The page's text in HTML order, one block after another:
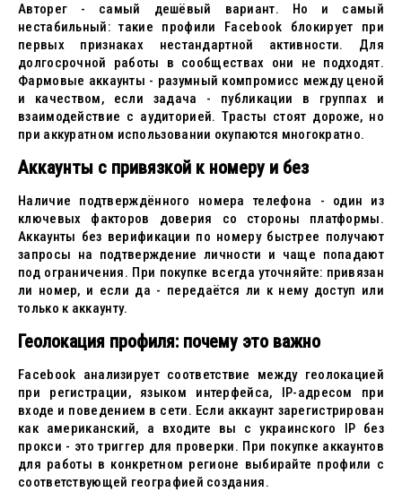
Авторег - самый дешёвый вариант. Но и самый
нестабильный: такие профили Facebook блокирует при
первых признаках нестандартной активности. Для
долгосрочной работы в сообществах они не подходят.
Фармовые аккаунты - разумный компромисс между ценой
и качеством, если задача - публикации в группах и
взаимодействие с аудиторией. Трасты стоят дороже, но
при аккуратном использовании окупаются многократно.
Аккаунты с привязкой к номеру и без
Наличие подтверждённого номера телефона - один из
ключевых факторов доверия со стороны платформы.
Аккаунты без верификации по номеру быстрее получают
запросы на подтверждение личности и чаще попадают
под ограничения. При покупке всегда уточняйте: привязан
ли номер, и если да - передаётся ли к нему доступ или
только к аккаунту.
Геолокация профиля: почему это важно
Facebook анализирует соответствие между геолокацией
при регистрации, языком интерфейса, IP-адресом при
входе и поведением в сети. Если аккаунт зарегистрирован
как американский, а входите вы с украинского IP без
прокси - это триггер для проверки. При покупке аккаунтов
для работы в конкретном регионе выбирайте профили с
соответствующей географией создания.